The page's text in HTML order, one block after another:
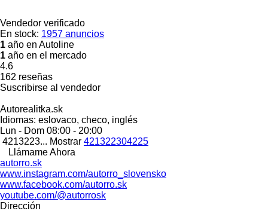
Vendedor verificado
En stock: 1957 anuncios
1 año en Autoline
1 año en el mercado
4.6
162 reseñas
Suscribirse al vendedor
Autorealitka.sk
Idiomas: eslovaco, checo, inglés
Lun - Dom 08:00 - 20:00
4213223... Mostrar 421322304225
Llámame Ahora
autorro.sk
www.instagram.com/autorro_slovensko
www.facebook.com/autorro.sk
youtube.com/@autorrosk
Dirección